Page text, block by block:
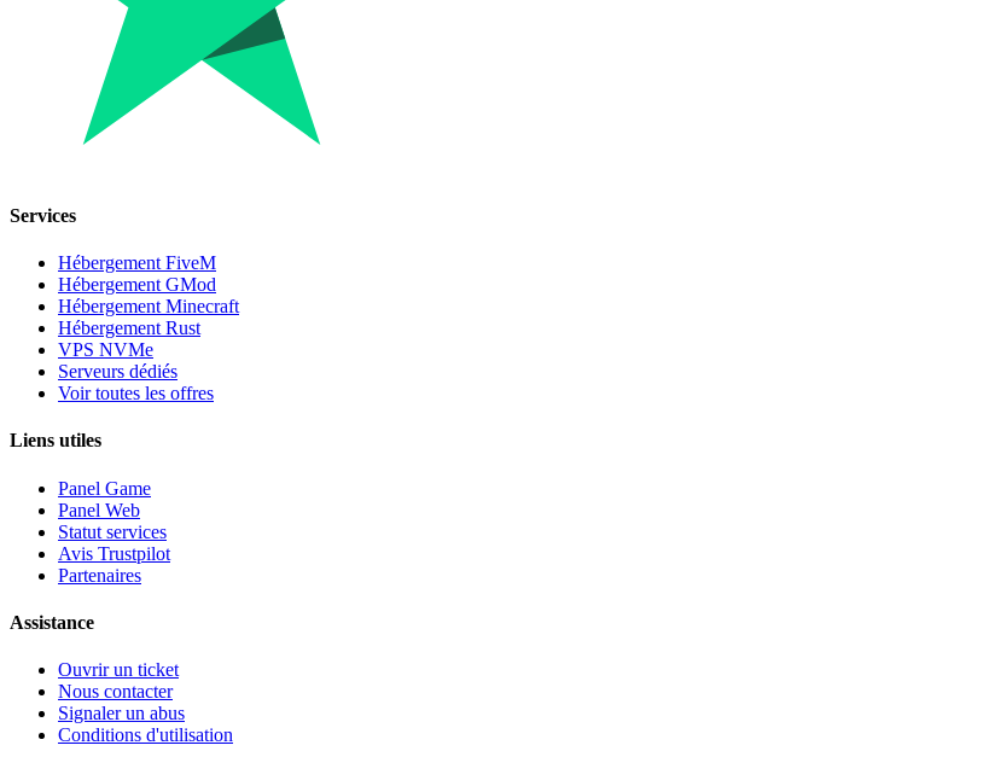
Services
Hébergement FiveM
Hébergement GMod
Hébergement Minecraft
Hébergement Rust
VPS NVMe
Serveurs dédiés
Voir toutes les offres
Liens utiles
Panel Game
Panel Web
Statut services
Avis Trustpilot
Partenaires
Assistance
Ouvrir un ticket
Nous contacter
Signaler un abus
Conditions d'utilisation